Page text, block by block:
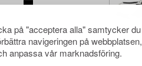
på "acceptera alla" samtycker
navigeringen på
anpassa vår marknadsföring.